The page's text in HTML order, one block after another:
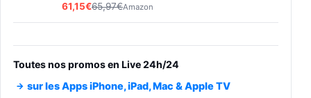
61,15€65,97€Amazon
entraénement direct 3 vitesses (33-45-78
trs/min) avec pre-ampli intégré et port USB
Toutes nos promos en Live 24h/24
sur les Apps iPhone, iPad, Mac & Apple TV